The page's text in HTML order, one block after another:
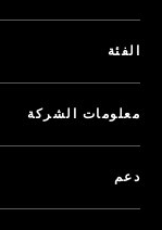
الفئة
معلومات الشركة
دعم